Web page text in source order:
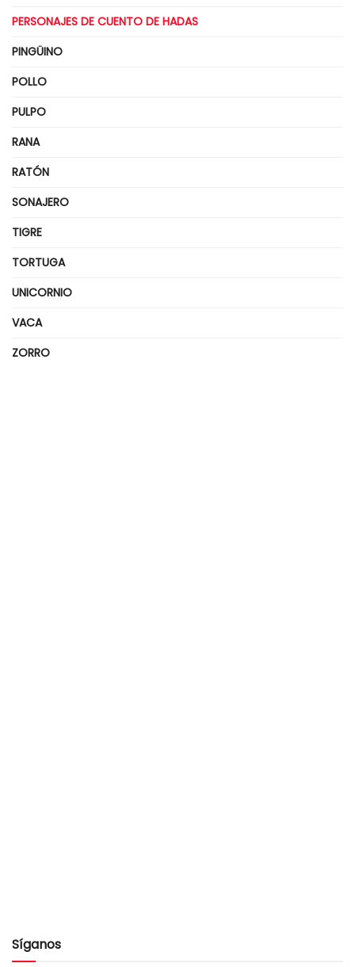
PERSONAJES DE CUENTO DE HADAS
PINGÜINO
POLLO
PULPO
RANA
RATÓN
SONAJERO
TIGRE
TORTUGA
UNICORNIO
VACA
ZORRO
Síganos